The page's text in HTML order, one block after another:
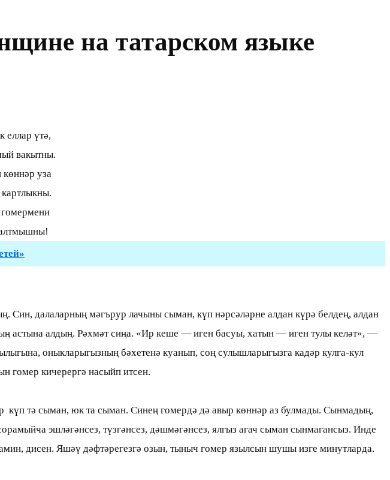
на татарском языке
еллар үтә,
вакытны.
көннәр уза
далаларның мәгърур лачыны сыман, күп нәрсәләрне алдан күрә белдең, алдан
астына алдың. Рәхмәт сиңа. «Ир кеше — иген басуы, хатын — иген тулы келәт», —
оныкларыгызның бәхетенә куанып, соң сулышларыгызга кадәр кулга-кул
гомер кичерергә насыйп итсен.
тә сыман, юк та сыман. Синең гомердә дә авыр көннәр аз булмады. Сынмадың,
эшләгәнсез, түзгәнсез, дәшмәгәнсез, ялгыз агач сыман сынмагансыз. Инде
амин, дисен. Яшәү дәфтәрегезгә озын, тыныч гомер язылсын шушы изге минутларда.